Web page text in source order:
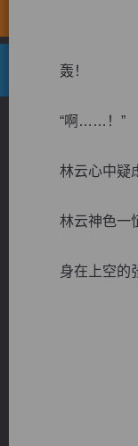
轰！
“啊……！”
林云心中疑虑
林云神色一怔
身在上空的张